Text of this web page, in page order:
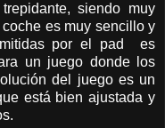
siendo muy
es muy sencillo y
por el pad es
un juego donde los
del juego es un
está bien ajustada y